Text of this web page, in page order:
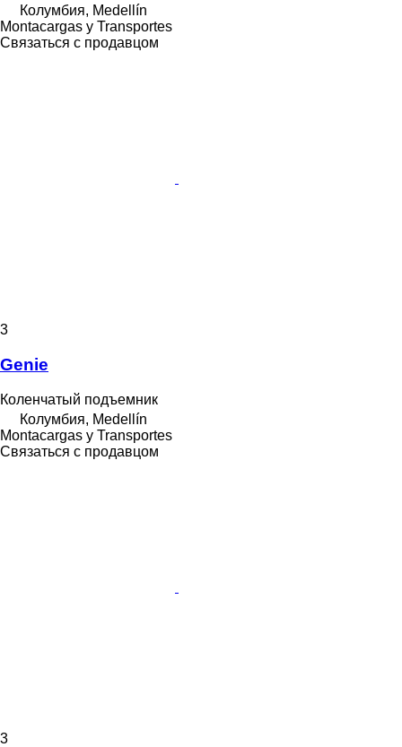
Колумбия, Medellín
Montacargas y Transportes
Связаться с продавцом
3
Genie
Коленчатый подъемник
Колумбия, Medellín
Montacargas y Transportes
Связаться с продавцом
3